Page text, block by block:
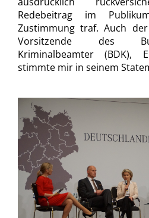
Redebeitrag im
Zustimmung traf. Auch
Vorsitzende des
Kriminalbeamter (BDK),
stimmte mir in seinem